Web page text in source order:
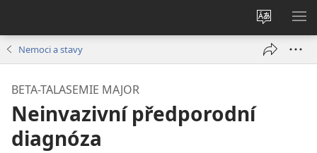
Změnit
jazyk
stránek
Nemoci a stavy
BETA-TALASEMIE MAJOR
Neinvazivní předporodní
diagnóza